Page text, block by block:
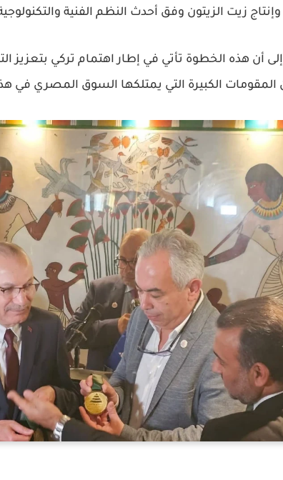
وإنتاج زيت الزيتون وفق أحدث النظم الفنية
أن هذه الخطوة تأتي في إطار اهتمام تركي بتعزيز
المقومات الكبيرة التي يمتلكها السوق المصري في